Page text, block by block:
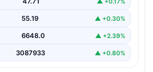
55.19 ▲ +0.30%
6648.0 ▲ +2.39%
3087933 ▲ +0.80%